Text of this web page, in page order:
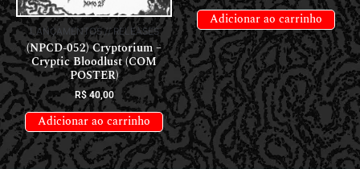
LANÇAMENTOS // RELEASES
(NPCD-052) Cryptorium –
Cryptic Bloodlust (COM
POSTER)
R$40,00
Adicionar ao carrinho
Adicionar ao carrinho